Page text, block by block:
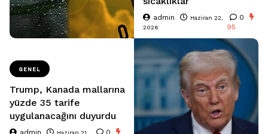
admin
Haziran 22,
2026
0
95
GENEL
Trump, Kanada mallarına
yüzde 35 tarife
uygulanacağını duyurdu
admin
Haziran 21,
0